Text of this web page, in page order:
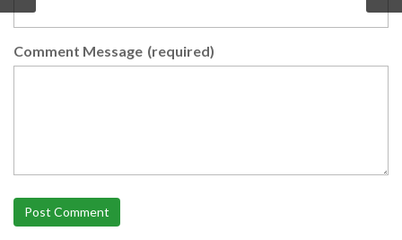
Comment Message (required)
Post Comment